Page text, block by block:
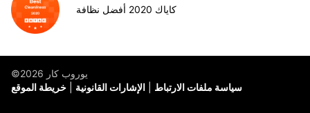
كاياك 2020 أفضل نظافة
©يوروب كار 2026
خريطة الموقع
الإشارات القانونية سياسة ملفات الارتباط